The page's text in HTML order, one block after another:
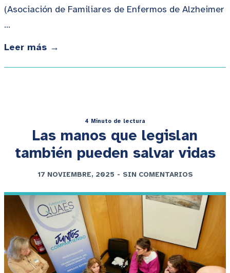
(Asociación de Familiares de Enfermos de Alzheimer
…
Leer más →
4 Minuto de lectura
Las manos que legislan
también pueden salvar vidas
17 NOVIEMBRE, 2025 - SIN COMENTARIOS